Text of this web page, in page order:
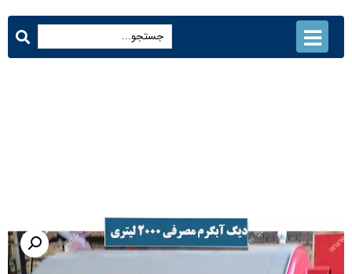
دیگ آبگرم مصرفی 2000 لیتری